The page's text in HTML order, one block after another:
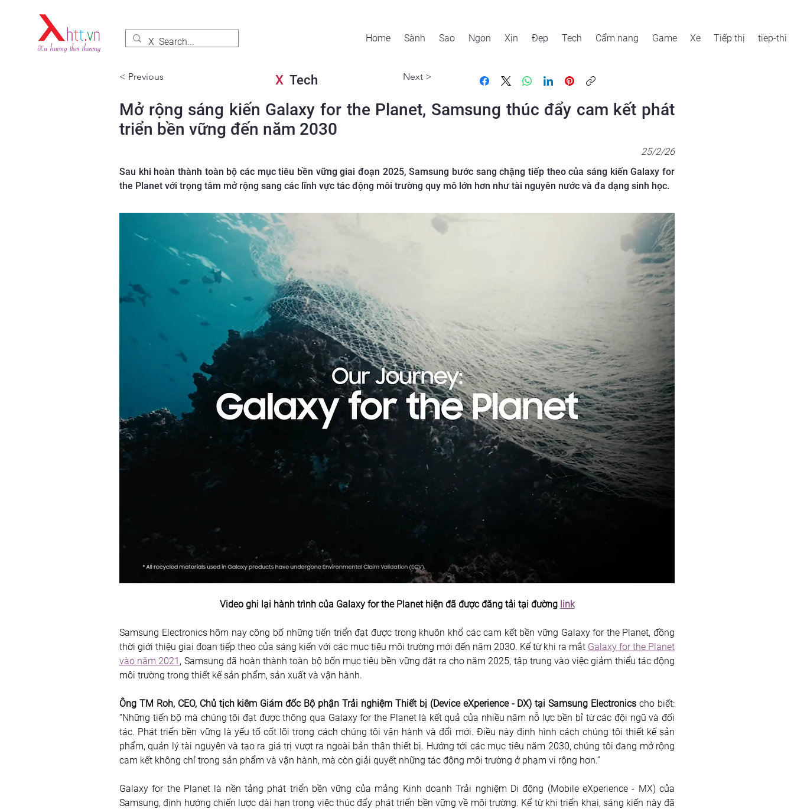
Home Sành Sao Ngon Xịn Đẹp Tech Cẩm nang Game Xe Tiếp thị tiep-thi
< Previous X Tech Next >
Mở rộng sáng kiến Galaxy for the Planet, Samsung thúc đẩy cam kết phát
triển bền vững đến năm 2030
25/2/26
Sau khi hoàn thành toàn bộ các mục tiêu bền vững giai đoạn 2025, Samsung bước sang chặng tiếp theo của sáng kiến Galaxy for
the Planet với trọng tâm mở rộng sang các lĩnh vực tác động môi trường quy mô lớn hơn như tài nguyên nước và đa dạng sinh học.
Video ghi lại hành trình của Galaxy for the Planet hiện đã được đăng tải tại đường link
Samsung Electronics hôm nay công bố những tiến triển đạt được trong khuôn khổ các cam kết bền vững Galaxy for the Planet, đồng
thời giới thiệu giai đoạn tiếp theo của sáng kiến với các mục tiêu môi trường mới đến năm 2030. Kể từ khi ra mắt Galaxy for the Planet
vào năm 2021 , Samsung đã hoàn thành toàn bộ bốn mục tiêu bền vững đặt ra cho năm 2025, tập trung vào việc giảm thiểu tác động
môi trường trong thiết kế sản phẩm, sản xuất và vận hành.
Ông TM Roh, CEO, Chủ tịch kiêm Giám đốc Bộ phận Trải nghiệm Thiết bị (Device eXperience - DX) tại Samsung Electronics cho biết:
“Những tiến bộ mà chúng tôi đạt được thông qua Galaxy for the Planet là kết quả của nhiều năm nỗ lực bền bỉ từ các đội ngũ và đối
tác. Phát triển bền vững là yếu tố cốt lõi trong cách chúng tôi vận hành và đổi mới. Điều này định hình cách chúng tôi thiết kế sản
phẩm, quản lý tài nguyên và tạo ra giá trị vượt ra ngoài bản thân thiết bị. Hướng tới các mục tiêu năm 2030, chúng tôi đang mở rộng
cam kết không chỉ trong sản phẩm và vận hành, mà còn giải quyết những tác động môi trường ở phạm vi rộng hơn.”
Galaxy for the Planet là nền tảng phát triển bền vững của mảng Kinh doanh Trải nghiệm Di động (Mobile eXperience - MX) của
Samsung, định hướng chiến lược dài hạn trong việc thúc đẩy phát triển bền vững về môi trường. Kể từ khi triển khai, sáng kiến này đã